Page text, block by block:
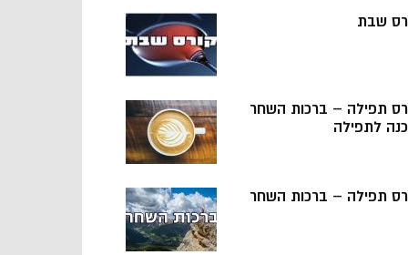
שבת
תפילה – ברכות השחר
לתפילה
תפילה – ברכות השחר